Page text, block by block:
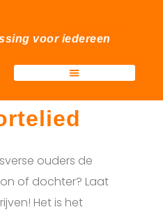
voor iedereen
ouders de
of dochter? Laat
Het is het